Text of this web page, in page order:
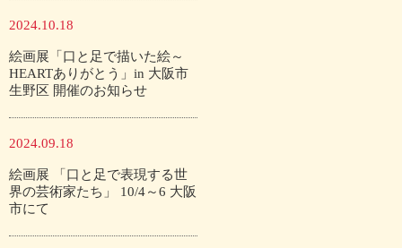
2024.10.18
絵画展「口と足で描いた絵～
HEARTありがとう」in 大阪市
生野区 開催のお知らせ
2024.09.18
絵画展 「口と足で表現する世
界の芸術家たち」 10/4～6 大阪
市にて